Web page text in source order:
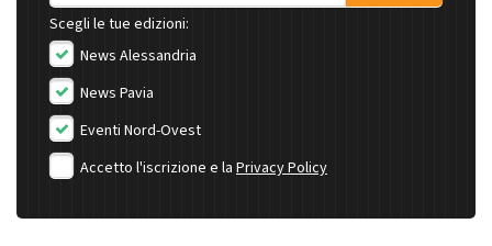
Scegli le tue edizioni:
News Alessandria
News Pavia
Eventi Nord-Ovest
Accetto l'iscrizione e la Privacy Policy